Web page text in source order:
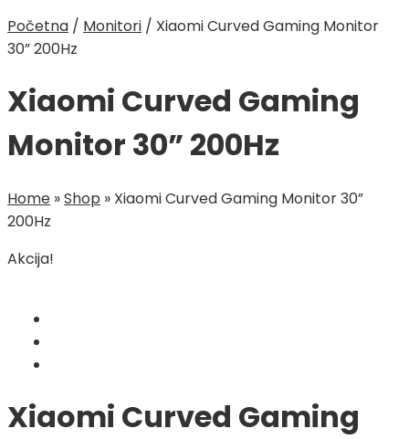
Početna / Monitori / Xiaomi Curved Gaming Monitor
30” 200Hz
Xiaomi Curved Gaming
Monitor 30” 200Hz
Home »Shop » Xiaomi Curved Gaming Monitor 30”
200Hz
Akcija!
Xiaomi Curved Gaming